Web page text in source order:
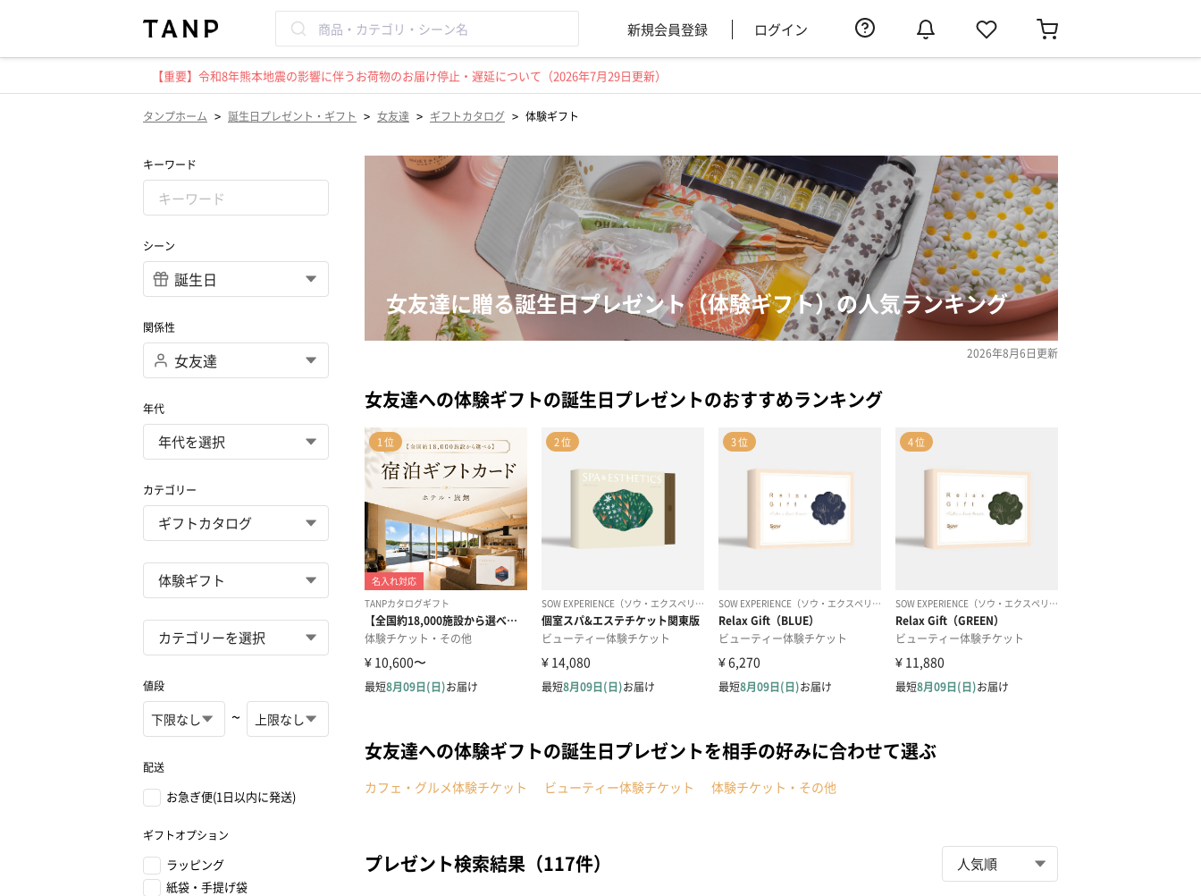
新規会員登録 ログイン
【重要】令和8年熊本地震の影響に伴うお荷物のお届け停止・遅延について（2026年7月29日更新）
タンプホーム > 誕生日プレゼント・ギフト > 女友達 > ギフトカタログ > 体験ギフト
キーワード
シーン
関係性
年代
カテゴリー
値段
~
配送
お急ぎ便(1日以内に発送)
ギフトオプション
ラッピング
紙袋・手提げ袋
女友達に贈る誕生日プレゼント（体験ギフト）の人気ランキング
2026年8月6日更新
女友達への体験ギフトの誕生日プレゼントのおすすめランキング
女友達への体験ギフトの誕生日プレゼントを相手の好みに合わせて選ぶ
カフェ・グルメ体験チケット ビューティー体験チケット 体験チケット・その他
プレゼント検索結果（117件）